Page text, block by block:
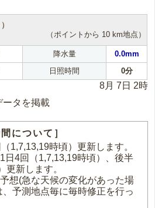
（ポイントから 10 km地点）
降水量
0.0mm
日照時間 0分
8月 7日 2時
タを掲載
について］
1,7,13,19時頃）更新します。
日4回（1,7,13,19時頃）、後半
更新します。
想(急な天候の変化があった場
予測地点毎に毎時修正を行っ